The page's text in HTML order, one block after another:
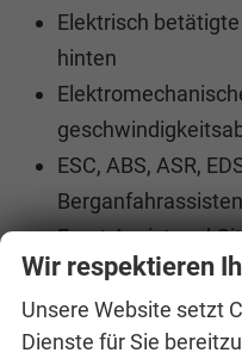
Elektrisch
hinten
ESC, ABS, ASR,
Front Assist und
Überwachung des
Fahrzeug und
Frontalaufprall
Wir respektieren
Unsere Website setzt
Dienste für Sie